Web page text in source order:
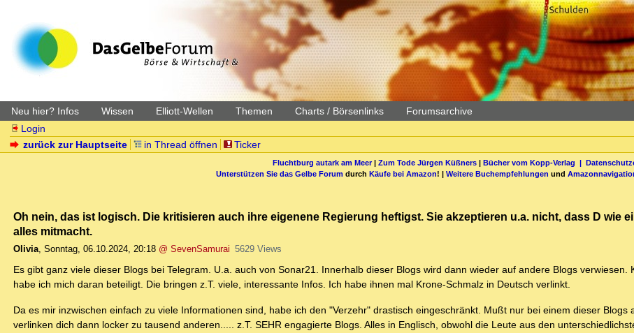
Neu hier? Infos Wissen Elliott-Wellen Themen Charts / Börsenlinks Forumsarchive
Login
zurück zur Hauptseite
in Thread öffnen Ticker
Fluchtburg autark am Meer| Zum Tode Jürgen Küßners| Bücher vom Kopp-Verlag |
Unterstützen Sie das Gelbe Forum durch Käufe bei Amazon! | Weitere Buchempfehlungen und
Oh nein, das ist logisch. Die kritisieren auch ihre eigenene Regierung heftigst. Sie akzeptieren u.a. nicht, dass D wie
alles mitmacht.
Olivia, Sonntag, 06.10.2024, 20:18 @ SevenSamurai 5629 Views
Es gibt ganz viele dieser Blogs bei Telegram. U.a. auch von Sonar21. Innerhalb dieser Blogs wird dann wieder auf andere Blogs verwiesen.
habe ich mich daran beteiligt. Die bringen z.T. viele, interessante Infos. Ich habe ihnen mal Krone-Schmalz in Deutsch verlinkt.
Da es mir inzwischen einfach zu viele Informationen sind, habe ich den "Verzehr" drastisch eingeschränkt. Mußt nur bei einem dieser Blogs
verlinken dich dann locker zu tausend anderen..... z.T. SEHR engagierte Blogs. Alles in Englisch, obwohl die Leute aus den